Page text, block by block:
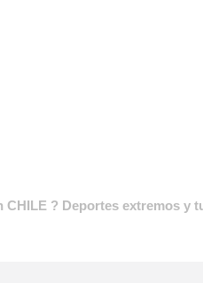
CHILE ? Deportes extremos y